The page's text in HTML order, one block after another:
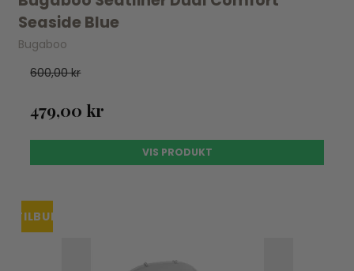
Seaside Blue
Bugaboo
600,00 kr
479,00 kr
VIS PRODUKT
TILBUD